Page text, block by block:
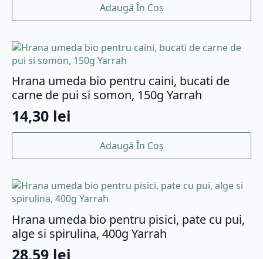
Adaugă În Coș
Hrana umeda bio pentru caini, bucati de
carne de pui si somon, 150g Yarrah
14,30 lei
Adaugă În Coș
Hrana umeda bio pentru pisici, pate cu pui,
alge si spirulina, 400g Yarrah
28,59 lei